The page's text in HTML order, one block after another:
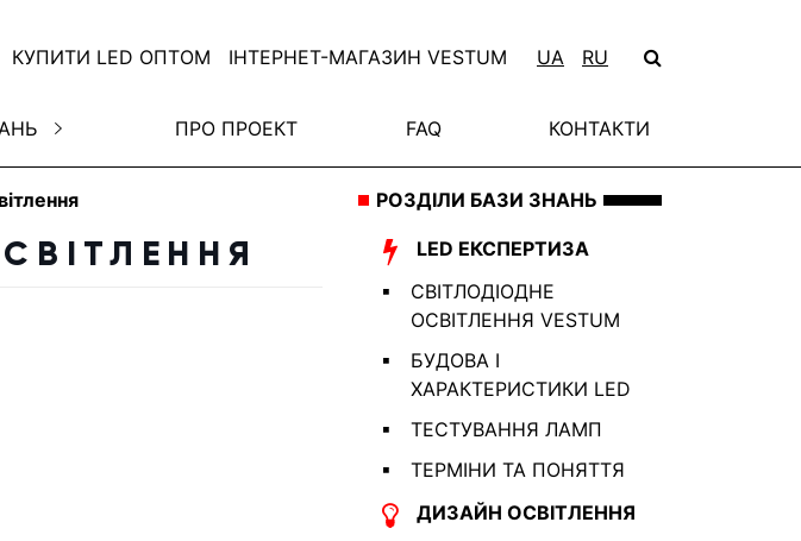
КУПИТИ LED ОПТОМ ІНТЕРНЕТ-МАГАЗИН VESTUM UA RU
ПРО ПРОЕКТ FAQ КОНТАКТИ
РОЗДІЛИ БАЗИ ЗНАНЬ
LED ЕКСПЕРТИЗА
СВІТЛОДІОДНЕ
ОСВІТЛЕННЯ VESTUM
БУДОВА І
ХАРАКТЕРИСТИКИ LED
ТЕСТУВАННЯ ЛАМП
ТЕРМІНИ ТА ПОНЯТТЯ
ДИЗАЙН ОСВІТЛЕННЯ